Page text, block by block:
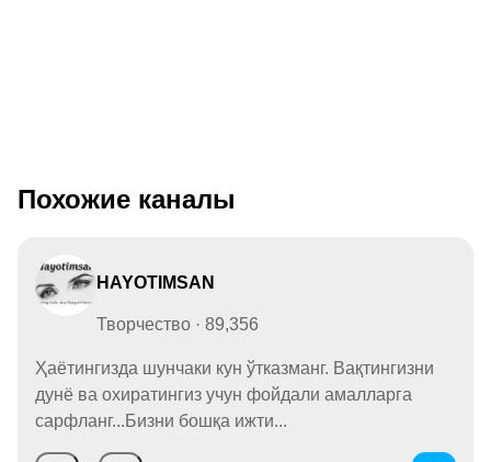
Похожие каналы
HAYOTIMSAN
Творчество · 89,356
Ҳаётингизда шунчаки кун ўтказманг. Вақтингизни
дунё ва охиратингиз учун фойдали амалларга
сарфланг...Бизни бошқа ижти...